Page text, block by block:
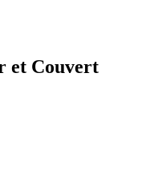
et Couvert